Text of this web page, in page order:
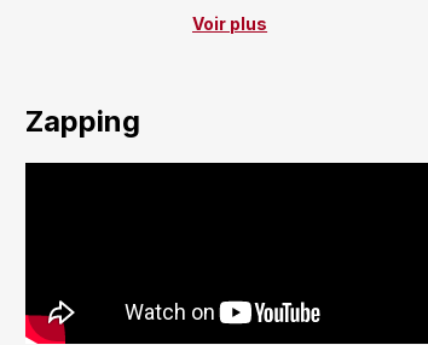
Voir plus
Zapping